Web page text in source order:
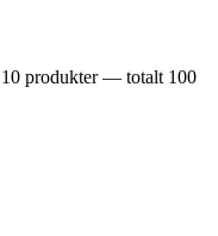
10 produkter — totalt 100